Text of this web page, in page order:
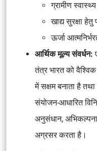
ग्रामीण
खाद्य सुरक्षा हेतु
ऊर्जा
आर्थिक मूल्य संवर्धन:
तंत्र भारत को
में सक्षम बनाता है
संयोजन-आधारित
अनुसंधान,
अग्रसर करता है।